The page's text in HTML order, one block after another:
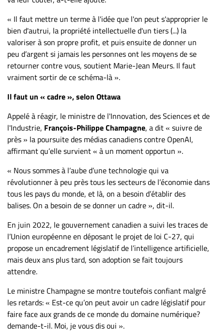
« Il faut mettre un terme à l'idée que l'on peut s'approprier le
bien d'autrui, la propriété intellectuelle d'un tiers (...) la
valoriser à son propre profit, et puis ensuite de donner un
peu d’argent si jamais les personnes ont les moyens de se
retourner contre vous, soutient Marie-Jean Meurs. Il faut
vraiment sortir de ce schéma-là ».
Il faut un « cadre », selon Ottawa
Appelé à réagir, le ministre de l'Innovation, des Sciences et de
l'Industrie, François-Philippe Champagne, a dit « suivre de
près » la poursuite des médias canadiens contre OpenAI,
affirmant qu’elle survient « à un moment opportun ».
« Nous sommes à l’aube d’une technologie qui va
révolutionner à peu près tous les secteurs de l’économie dans
tous les pays du monde, et là, on a besoin d’établir des
balises. On a besoin de se donner un cadre », dit-il.
En juin 2022, le gouvernement canadien a suivi les traces de
l’Union européenne en déposant le projet de loi C-27, qui
propose un encadrement législatif de l’intelligence artificielle,
mais deux ans plus tard, son adoption se fait toujours
attendre.
Le ministre Champagne se montre toutefois confiant malgré
les retards: « Est-ce qu’on peut avoir un cadre législatif pour
faire face aux grands de ce monde du domaine numérique?
demande-t-il. Moi, je vous dis oui ».